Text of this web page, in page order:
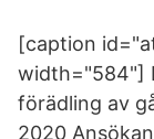
[caption
width="584"]
förädling av
2020